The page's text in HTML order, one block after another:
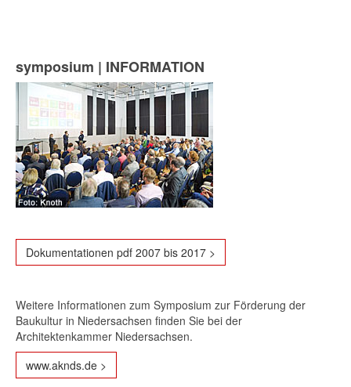
symposium | INFORMATION
Dokumentationen pdf 2007 bis 2017 >
Weitere Informationen zum Symposium zur Förderung der
Baukultur in Niedersachsen finden Sie bei der
Architektenkammer Niedersachsen.
www.aknds.de >